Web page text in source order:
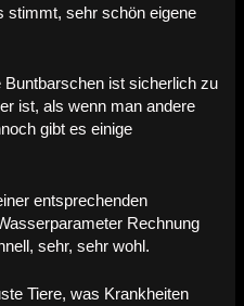
stimmt, sehr schön eigene
Buntbarschen ist sicherlich zu
ist, als wenn man andere
gibt es einige
entsprechenden
Rechnung
sehr, sehr wohl.
Tiere, was Krankheiten